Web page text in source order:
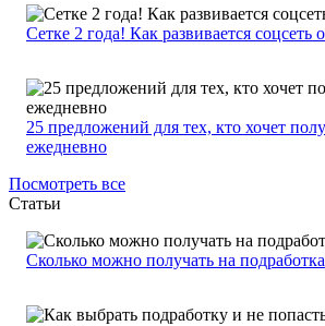
Сетке 2 года! Как развивается соцсеть
25 предложений для тех, кто хочет
ежедневно
Посмотреть все
Статьи
Сколько можно получать на